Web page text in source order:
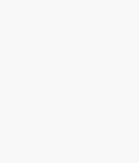
zijn van
rustige